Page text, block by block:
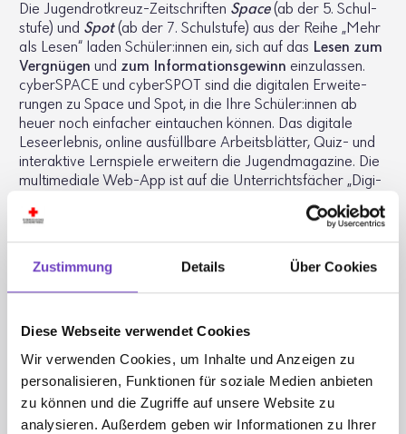
Zustimmung Details Über Cookies
Diese Webseite verwendet Cookies
Wir verwenden Cookies, um Inhalte und Anzeigen zu
personalisieren, Funktionen für soziale Medien anbieten
zu können und die Zugriffe auf unsere Website zu
analysieren. Außerdem geben wir Informationen zu Ihrer
Die Jugend­rot­kreuz-Zeit­schriften Space(ab der 5. Schul­
stufe) und Spot(ab der 7. Schul­stufe) aus der Reihe „Mehr
als Lesen“ laden Schüler:innen ein, sich auf das Lesen zum
Vergnügen und zum Infor­ma­ti­ons­ge­winn einzu­lassen.
cyber­SPACE und cyber­SPOT sind die digi­talen Erwei­te­
rungen zu Space und Spot, in die Ihre Schüler:innen ab
heuer noch einfa­cher eintau­chen können. Das digi­tale
Lese­er­lebnis, online ausfüll­bare Arbeits­blätter, Quiz- und
inter­ak­tive Lern­spiele erwei­tern die Jugend­ma­ga­zine. Die
multi­me­diale Web-App ist auf die Unter­richts­fä­cher „Digi­